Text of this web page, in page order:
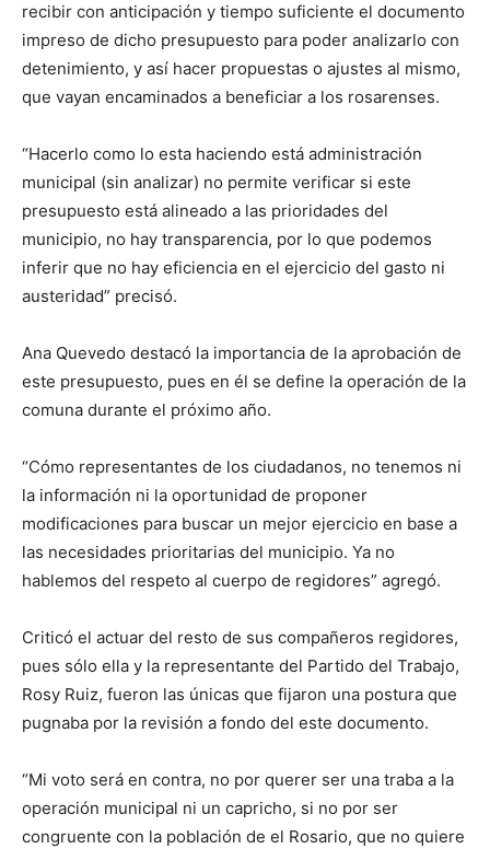
recibir con anticipación y tiempo suficiente el documento
impreso de dicho presupuesto para poder analizarlo con
detenimiento, y así hacer propuestas o ajustes al mismo,
que vayan encaminados a beneficiar a los rosarenses.
“Hacerlo como lo esta haciendo está administración
municipal (sin analizar) no permite verificar si este
presupuesto está alineado a las prioridades del
municipio, no hay transparencia, por lo que podemos
inferir que no hay eficiencia en el ejercicio del gasto ni
austeridad” precisó.
Ana Quevedo destacó la importancia de la aprobación de
este presupuesto, pues en él se define la operación de la
comuna durante el próximo año.
“Cómo representantes de los ciudadanos, no tenemos ni
la información ni la oportunidad de proponer
modificaciones para buscar un mejor ejercicio en base a
las necesidades prioritarias del municipio. Ya no
hablemos del respeto al cuerpo de regidores” agregó.
Criticó el actuar del resto de sus compañeros regidores,
pues sólo ella y la representante del Partido del Trabajo,
Rosy Ruiz, fueron las únicas que fijaron una postura que
pugnaba por la revisión a fondo del este documento.
“Mi voto será en contra, no por querer ser una traba a la
operación municipal ni un capricho, si no por ser
congruente con la población de el Rosario, que no quiere